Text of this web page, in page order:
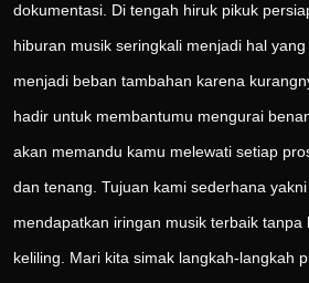
dokumentasi. Di tengah hiruk pikuk
hiburan musik seringkali menjadi hal
menjadi beban tambahan karena
hadir untuk membantumu mengurai
akan memandu kamu melewati setiap
dan tenang. Tujuan kami sederhana
mendapatkan iringan musik terbaik tanpa
keliling. Mari kita simak langkah-langkah